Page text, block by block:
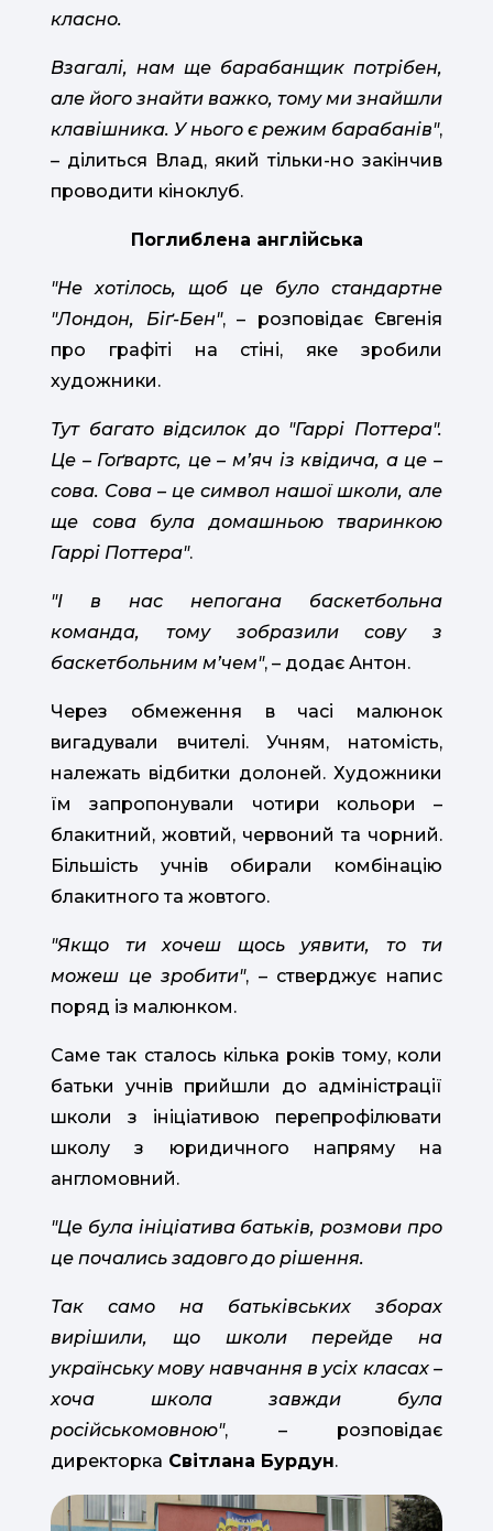
класно.
Взагалі, нам ще барабанщик потрібен,
але його знайти важко, тому ми знайшли
клавішника. У нього є режим барабанів",
– ділиться Влад, який тільки-но закінчив
проводити кіноклуб.
Поглиблена англійська
"Не хотілось, щоб це було стандартне
"Лондон, Біґ-Бен", – розповідає Євгенія
про графіті на стіні, яке зробили
художники.
Тут багато відсилок до "Гаррі Поттера".
Це – Гоґвартс, це – мʼяч із квідича, а це –
сова. Сова – це символ нашої школи, але
ще сова була домашньою тваринкою
Гаррі Поттера".
"І в нас непогана баскетбольна
команда, тому зобразили сову з
баскетбольним мʼчем", – додає Антон.
Через обмеження в часі малюнок
вигадували вчителі. Учням, натомість,
належать відбитки долоней. Художники
їм запропонували чотири кольори –
блакитний, жовтий, червоний та чорний.
Більшість учнів обирали комбінацію
блакитного та жовтого.
"Якщо ти хочеш щось уявити, то ти
можеш це зробити", – стверджує напис
поряд із малюнком.
Саме так сталось кілька років тому, коли
батьки учнів прийшли до адміністрації
школи з ініціативою перепрофілювати
школу з юридичного напряму на
англомовний.
"Це була ініціатива батьків, розмови про
це почались задовго до рішення.
Так само на батьківських зборах
вирішили, що школи перейде на
українську мову навчання в усіх класах –
хоча школа завжди була
російськомовною", – розповідає
директорка Світлана Бурдун.